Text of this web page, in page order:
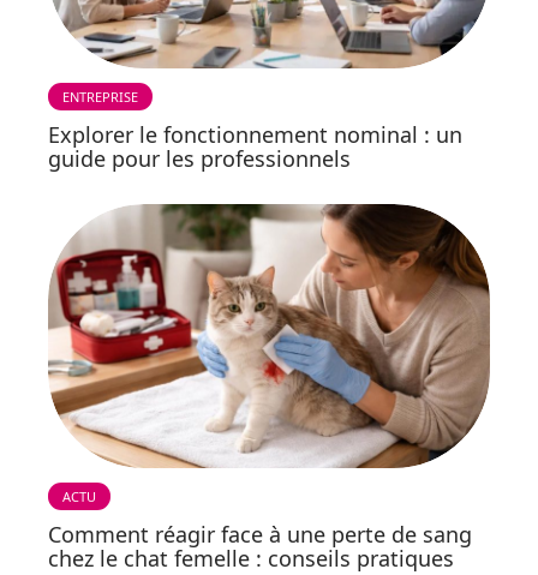
ENTREPRISE
Explorer le fonctionnement nominal : un
guide pour les professionnels
ACTU
Comment réagir face à une perte de sang
chez le chat femelle : conseils pratiques